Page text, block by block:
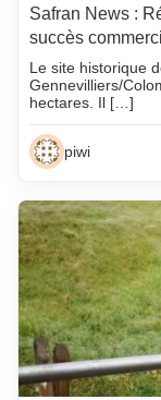
Safran News :
succès
Le site historique
Gennevilliers/
hectares. Il […]
piwi